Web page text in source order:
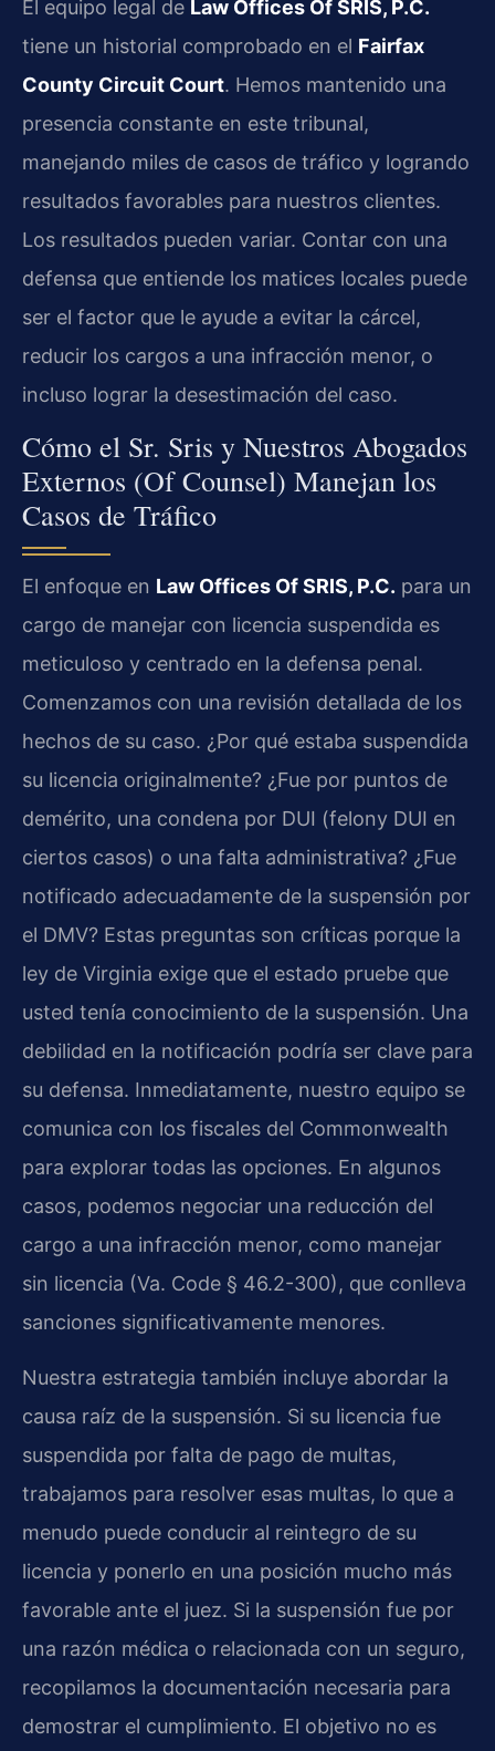
El equipo legal de Law Offices Of SRIS, P.C.
tiene un historial comprobado en el Fairfax
County Circuit Court. Hemos mantenido una
presencia constante en este tribunal,
manejando miles de casos de tráfico y logrando
resultados favorables para nuestros clientes.
Los resultados pueden variar. Contar con una
defensa que entiende los matices locales puede
ser el factor que le ayude a evitar la cárcel,
reducir los cargos a una infracción menor, o
incluso lograr la desestimación del caso.
Cómo el Sr. Sris y Nuestros Abogados
Externos (Of Counsel) Manejan los
Casos de Tráfico
El enfoque en Law Offices Of SRIS, P.C. para un
cargo de manejar con licencia suspendida es
meticuloso y centrado en la defensa penal.
Comenzamos con una revisión detallada de los
hechos de su caso. ¿Por qué estaba suspendida
su licencia originalmente? ¿Fue por puntos de
demérito, una condena por DUI (felony DUI en
ciertos casos) o una falta administrativa? ¿Fue
notificado adecuadamente de la suspensión por
el DMV? Estas preguntas son críticas porque la
ley de Virginia exige que el estado pruebe que
usted tenía conocimiento de la suspensión. Una
debilidad en la notificación podría ser clave para
su defensa. Inmediatamente, nuestro equipo se
comunica con los fiscales del Commonwealth
para explorar todas las opciones. En algunos
casos, podemos negociar una reducción del
cargo a una infracción menor, como manejar
sin licencia (Va. Code § 46.2-300), que conlleva
sanciones significativamente menores.
Nuestra estrategia también incluye abordar la
causa raíz de la suspensión. Si su licencia fue
suspendida por falta de pago de multas,
trabajamos para resolver esas multas, lo que a
menudo puede conducir al reintegro de su
licencia y ponerlo en una posición mucho más
favorable ante el juez. Si la suspensión fue por
una razón médica o relacionada con un seguro,
recopilamos la documentación necesaria para
demostrar el cumplimiento. El objetivo no es